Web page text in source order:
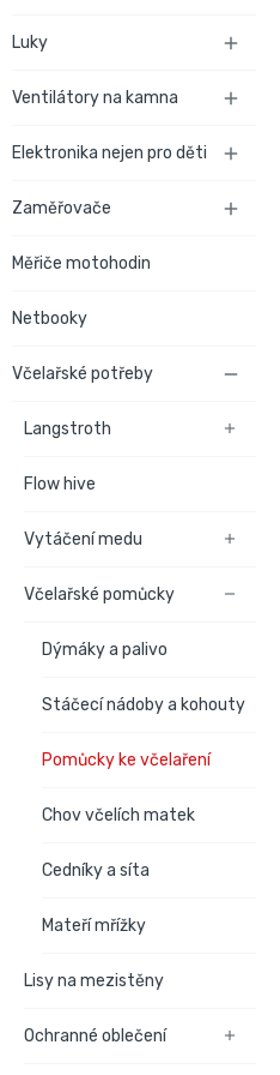
Luky 
Ventilátory na kamna 
Elektronika nejen pro děti 
Zaměřovače 
Měřiče motohodin
Netbooky
Včelařské potřeby 
Langstroth 
Flow hive
Vytáčení medu 
Včelařské pomůcky 
Dýmáky a palivo
Stáčecí nádoby a kohouty
Pomůcky ke včelaření
Chov včelích matek
Cedníky a síta
Mateří mřížky
Lisy na mezistěny
Ochranné oblečení 